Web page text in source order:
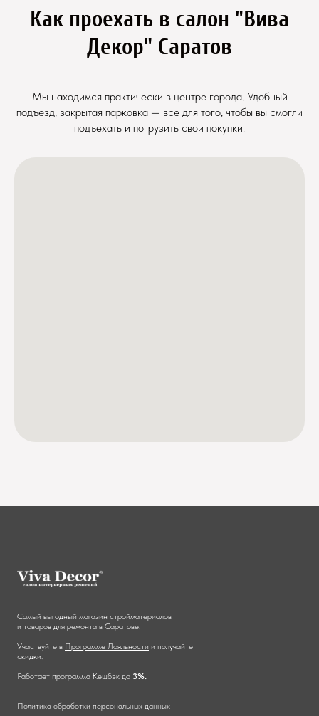
Как проехать в салон "Вива
Декор" Саратов
Мы находимся практически в центре города. Удобный
подъезд, закрытая парковка — все для того, чтобы вы смогли
подъехать и погрузить свои покупки.
Самый выгодный магазин стройматериалов
и товаров для ремонта в Саратове.
Участвуйте в Программе Лояльности и получайте
скидки.
Работает программа Кешбэк до 3%.
Политика обработки персональных данных